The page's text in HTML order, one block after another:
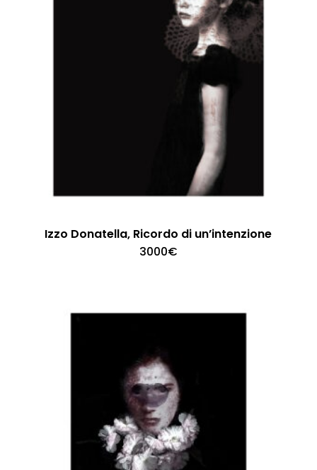
Izzo Donatella, Ricordo di un’intenzione
3000€